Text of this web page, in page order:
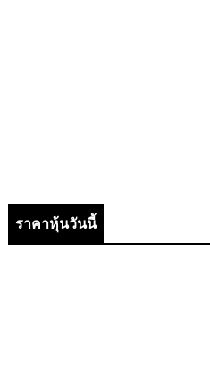
ราคาหุ้นวันนี้